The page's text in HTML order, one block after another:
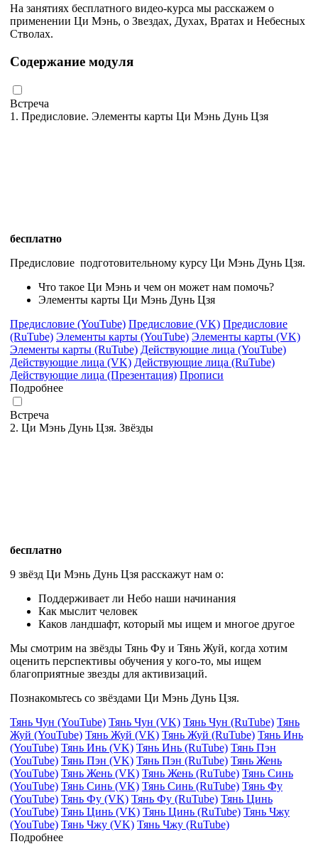
На занятиях бесплатного видео-курса мы расскажем о
применении Ци Мэнь, о Звездах, Духах, Вратах и Небесных
Стволах.
Содержание модуля
Встреча
1. Предисловие. Элементы карты Ци Мэнь Дунь Цзя
бесплатно
Предисловие подготовительному курсу Ци Мэнь Дунь Цзя.
Что такое Ци Мэнь и чем он может нам помочь?
Элементы карты Ци Мэнь Дунь Цзя
Предисловие (YouTube) Предисловие (VK) Предисловие
(RuTube) Элементы карты (YouTube) Элементы карты (VK)
Элементы карты (RuTube) Действующие лица (YouTube)
Действующие лица (VK) Действующие лица (RuTube)
Действующие лица (Презентация) Прописи
Подробнее
Встреча
2. Ци Мэнь Дунь Цзя. Звёзды
бесплатно
9 звёзд Ци Мэнь Дунь Цзя расскажут нам о:
Поддерживает ли Небо наши начинания
Как мыслит человек
Каков ландшафт, который мы ищем и многое другое
Мы смотрим на звёзды Тянь Фу и Тянь Жуй, когда хотим
оценить перспективы обучения у кого-то, мы ищем
благоприятные звезды для активизаций.
Познакомьтесь со звёздами Ци Мэнь Дунь Цзя.
Тянь Чун (YouTube) Тянь Чун (VK) Тянь Чун (RuTube) Тянь
Жуй (YouTube) Тянь Жуй (VK) Тянь Жуй (RuTube) Тянь Инь
(YouTube) Тянь Инь (VK) Тянь Инь (RuTube) Тянь Пэн
(YouTube) Тянь Пэн (VK) Тянь Пэн (RuTube) Тянь Жень
(YouTube) Тянь Жень (VK) Тянь Жень (RuTube) Тянь Синь
(YouTube) Тянь Синь (VK) Тянь Синь (RuTube) Тянь Фу
(YouTube) Тянь Фу (VK) Тянь Фу (RuTube) Тянь Цинь
(YouTube) Тянь Цинь (VK) Тянь Цинь (RuTube) Тянь Чжу
(YouTube) Тянь Чжу (VK) Тянь Чжу (RuTube)
Подробнее